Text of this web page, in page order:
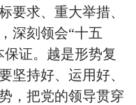
要求、重大举措、
深刻领会“十五
证。越是形势复
坚持好、运用好、
，把党的领导贯穿